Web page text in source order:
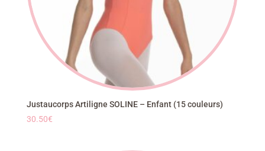
Justaucorps Artiligne SOLINE – Enfant (15 couleurs)
30.50€